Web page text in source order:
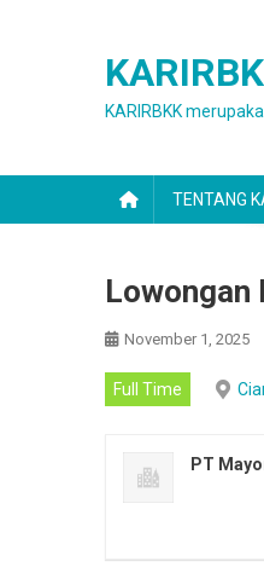
KARIRBKK
TENTANG
Lowongan
November 1, 2025
Full Time
PT